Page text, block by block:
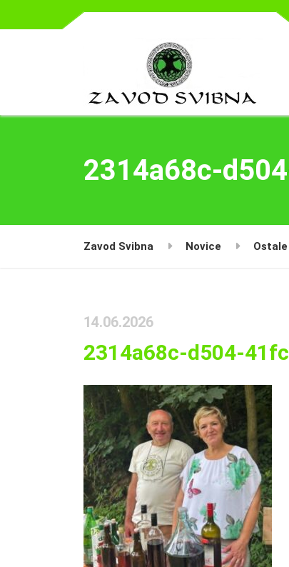
2314a68c-
Zavod Svibna Novice
14.06.2026
2314a68c-d504-